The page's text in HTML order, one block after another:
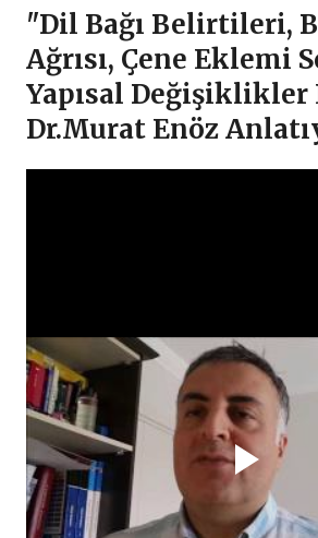
"Dil Bağı Belirtileri,
Ağrısı, Çene Eklemi
Yapısal Değişiklikler
Dr.Murat Enöz